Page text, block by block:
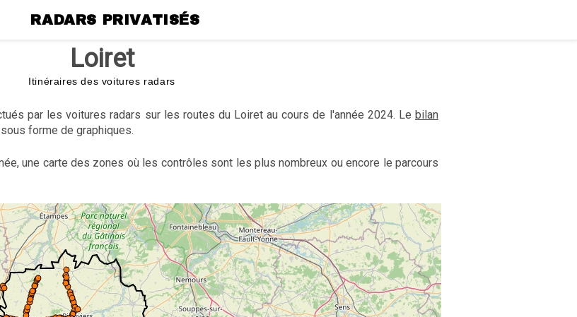
RADARS PRIVATISÉS
Loiret
Itinéraires des voitures radars
par les voitures radars sur les routes du Loiret au cours de l'année 2024. Lebilan
forme de graphiques.
une carte des zones où les contrôles sont les plus nombreux ou encore le parcours